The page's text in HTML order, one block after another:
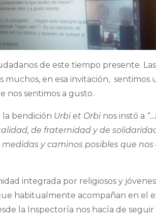
de este tiempo presente.
muchos, en esa invitación,
nos sentimos a gusto.
la bendición Urbi et Orbinos instó a
de fraternidad y de
y caminos posibles que
integrada por religiosos y
habitualmente acompañan en el
la Inspectoría nos hacía de